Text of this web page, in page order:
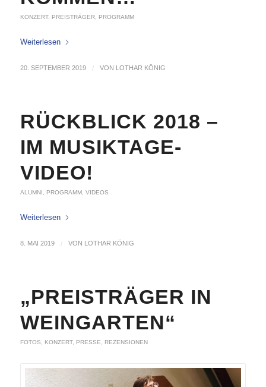
KONZERT, PREISTRÄGER, PROGRAMM
Weiterlesen
20. SEPTEMBER 2019 / VON LOTHAR KÖNIG
RÜCKBLICK 2018 –
IM MUSIKTAGE-
VIDEO!
ALUMNI PROGRAMM, VIDEOS
Weiterlesen
8. MAI 2019 / VON LOTHAR KÖNIG
„PREISTRÄGER IN
WEINGARTEN“
FOTOS KONZERT, PRESSE REZENSIONEN